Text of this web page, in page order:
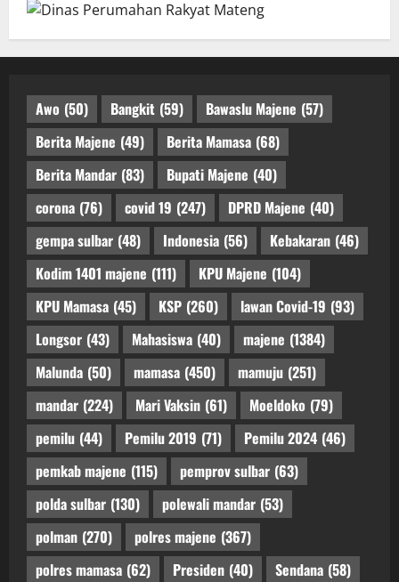
Awo (50) Bangkit (59) Bawaslu Majene (57)
Berita Majene (49) Berita Mamasa (68)
Berita Mandar (83) Bupati Majene (40)
corona (76) covid 19 (247) DPRD Majene (40)
gempa sulbar (48) Indonesia (56) Kebakaran (46)
Kodim 1401 majene (111) KPU Majene (104)
KPU Mamasa (45) KSP (260) lawan Covid-19 (93)
Longsor (43) Mahasiswa (40) majene (1384)
Malunda (50) mamasa (450) mamuju (251)
mandar (224) Mari Vaksin (61) Moeldoko (79)
pemilu (44) Pemilu 2019 (71) Pemilu 2024 (46)
pemkab majene (115) pemprov sulbar (63)
polda sulbar (130) polewali mandar (53)
polman (270) polres majene (367)
polres mamasa (62) Presiden (40) Sendana (58)